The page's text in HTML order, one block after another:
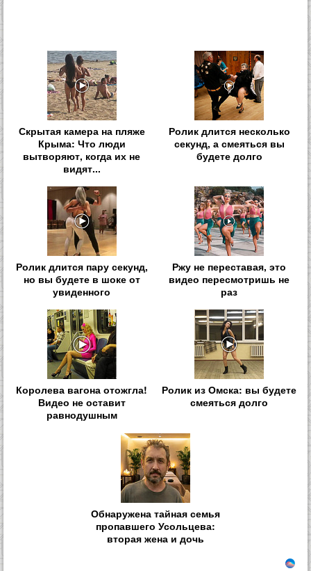
Скрытая камера на пляже
Крыма: Что люди
вытворяют, когда их не
видят...
Ролик длится несколько
секунд, а смеяться вы
будете долго
Ролик длится пару секунд,
но вы будете в шоке от
увиденного
Ржу не переставая, это
видео пересмотришь не
раз
Королева вагона отожгла!
Видео не оставит
равнодушным
Ролик из Омска: вы будете
смеяться долго
Обнаружена тайная семья
пропавшего Усольцева:
вторая жена и дочь